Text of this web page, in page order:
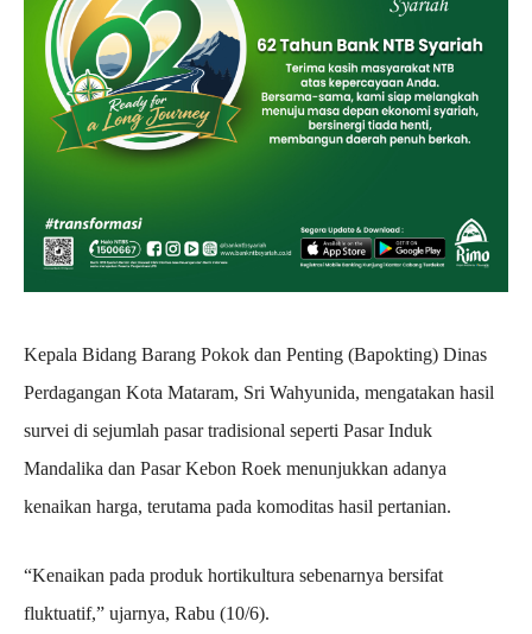
Kepala Bidang Barang Pokok dan Penting (Bapokting) Dinas
Perdagangan Kota Mataram, Sri Wahyunida, mengatakan hasil
survei di sejumlah pasar tradisional seperti Pasar Induk
Mandalika dan Pasar Kebon Roek menunjukkan adanya
kenaikan harga, terutama pada komoditas hasil pertanian.
“Kenaikan pada produk hortikultura sebenarnya bersifat
fluktuatif,” ujarnya, Rabu (10/6).